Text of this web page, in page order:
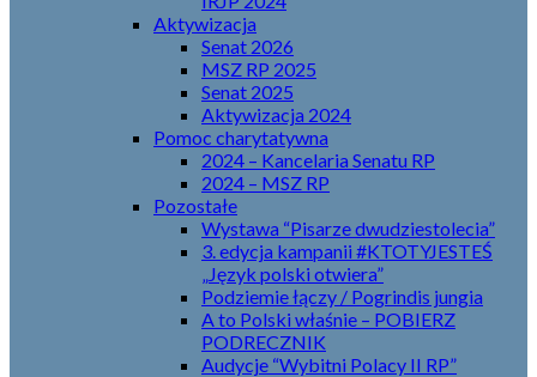
Aktywizacja
Senat 2026
MSZ RP 2025
Senat 2025
Aktywizacja 2024
Pomoc charytatywna
2024 – Kancelaria Senatu RP
2024 – MSZ RP
Pozostałe
Wystawa “Pisarze dwudziestolecia”
3. edycja kampanii #KTOTYJESTEŚ
„Język polski otwiera”
Podziemie łączy / Pogrindis jungia
A to Polski właśnie – POBIERZ
PODRECZNIK
Audycje “Wybitni Polacy II RP”